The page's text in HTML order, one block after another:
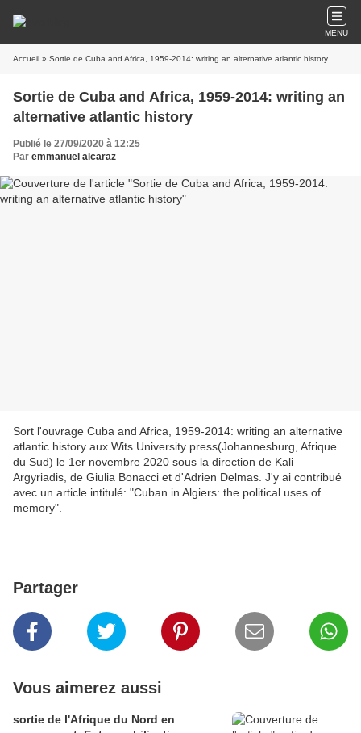
MENU
Accueil » Sortie de Cuba and Africa, 1959-2014: writing an alternative atlantic history
Sortie de Cuba and Africa, 1959-2014: writing an
alternative atlantic history
Publié le 27/09/2020 à 12:25
Par emmanuel alcaraz
Sort l'ouvrage Cuba and Africa, 1959-2014: writing an alternative
atlantic history aux Wits University press(Johannesburg, Afrique
du Sud) le 1er novembre 2020 sous la direction de Kali
Argyriadis, de Giulia Bonacci et d'Adrien Delmas. J'y ai contribué
avec un article intitulé: "Cuban in Algiers: the political uses of
memory".
Partager
Vous aimerez aussi
sortie de l'Afrique du Nord en